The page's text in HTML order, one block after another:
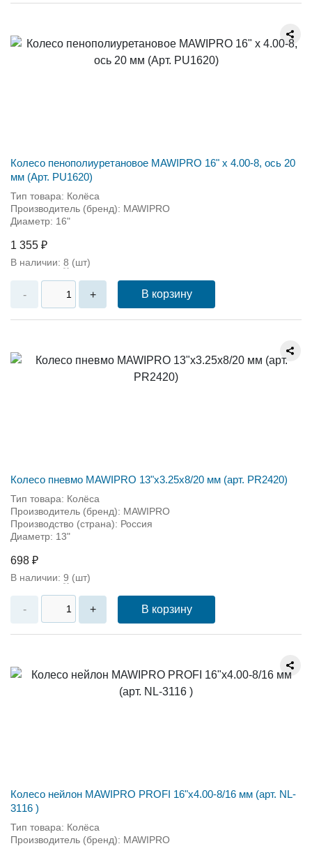
Колесо пенополиуретановое MAWIPRO 16" х 4.00-8, ось 20
мм (Арт. PU1620)
Тип товара: Колёса
Производитель (бренд): MAWIPRO
Диаметр: 16"
1 355 ₽
В наличии: 8 (шт)
- + В корзину
Колесо пневмо MAWIPRO 13"х3.25х8/20 мм (арт. PR2420)
Тип товара: Колёса
Производитель (бренд): MAWIPRO
Производство (страна): Россия
Диаметр: 13"
698 ₽
В наличии: 9 (шт)
- + В корзину
Колесо нейлон MAWIPRO PROFI 16"х4.00-8/16 мм (арт. NL-
3116 )
Тип товара: Колёса
Производитель (бренд): MAWIPRO